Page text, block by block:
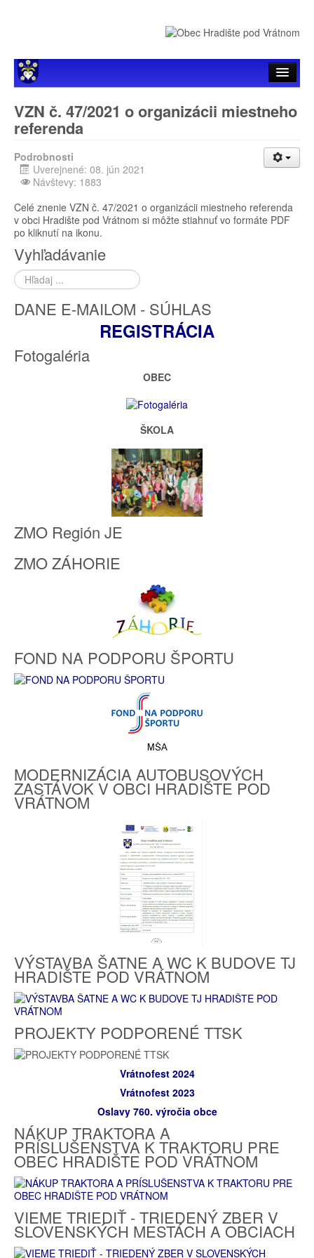
Hlavné menu
Samospráva
Zverejňovanie
Organizácie
VZN č. 47/2021 o organizácii miestneho
referenda
Podrobnosti
Uverejnené: 08. jún 2021
Návštevy: 1883
Celé znenie VZN č. 47/2021 o organizácii miestneho referenda
v obci Hradište pod Vrátnom si môžte stiahnuť vo formáte PDF
po kliknutí na ikonu.
Vyhľadávanie
Hľadať
...
DANE E-MAILOM - SÚHLAS
REGISTRÁCIA
Fotogaléria
OBEC
ŠKOLA
ZMO Región JE
ZMO ZÁHORIE
FOND NA PODPORU ŠPORTU
MODERNIZÁCIA AUTOBUSOVÝCH
ZASTÁVOK V OBCI HRADIŠTE POD
VRÁTNOM
VÝSTAVBA ŠATNE A WC K BUDOVE TJ
HRADIŠTE POD VRÁTNOM
PROJEKTY PODPORENÉ TTSK
Vrátnofest 2024
Vrátnofest 2023
Oslavy 760. výročia obce
NÁKUP TRAKTORA A
PRÍSLUŠENSTVA K TRAKTORU PRE
OBEC HRADIŠTE POD VRÁTNOM
VIEME TRIEDIŤ - TRIEDENÝ ZBER V
SLOVENSKÝCH MESTÁCH A OBCIACH